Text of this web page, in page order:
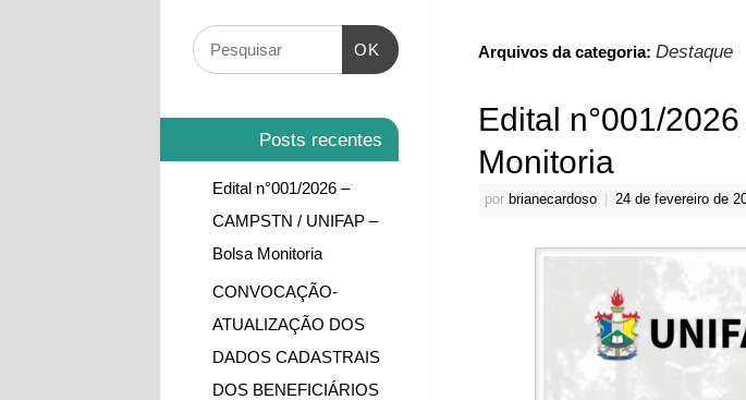
Arquivos da categoria: Destaque
Edital n°001/
Monitoria
por brianecardoso 24 de fevereiro de
OK
Posts recentes
Edital n°001/2026 –
CAMPSTN / UNIFAP –
Bolsa Monitoria
CONVOCAÇÃO-
ATUALIZAÇÃO DOS
DADOS CADASTRAIS
DOS BENEFICIÁRIOS